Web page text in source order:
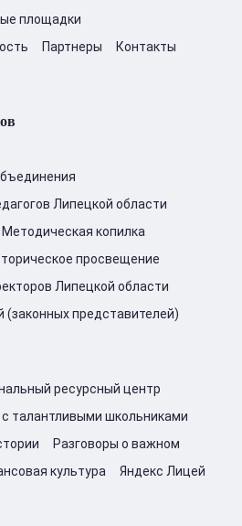
площадки
Партнеры
Контакты
Липецкой области
Методическая копилка
просвещение
Липецкой области
представителей)
ресурсный центр
талантливыми школьниками
Разговоры о важном
культура Яндекс Лицей